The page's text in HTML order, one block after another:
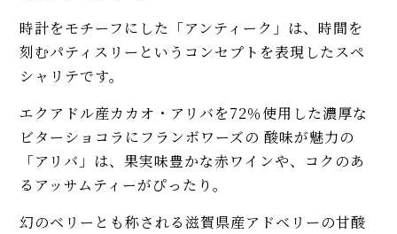
時計をモチーフにした「アンティーク」は、時間を
刻むパティスリーというコンセプトを表現したスペ
シャリテです。
エクアドル産カカオ・アリバを72％使用した濃厚な
ビターショコラにフランボワーズの 酸味が魅力の
「アリバ」は、果実味豊かな赤ワインや、コクのあ
るアッサムティーがぴったり。
幻のベリーとも称される滋賀県産アドベリーの甘酸